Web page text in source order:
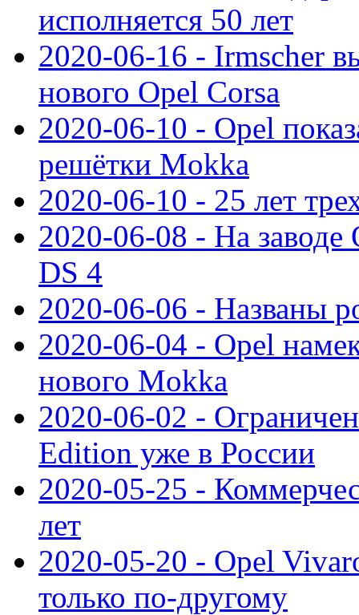
исполняется 50 лет
2020-06-16 - Irmscher
нового Opel Corsa
2020-06-10 - Opel
решётки Mokka
2020-06-10 - 25 лет
2020-06-08 - На заводе
DS 4
2020-06-06 - Названы
2020-06-04 - Opel
нового Mokka
2020-06-02 -
Edition уже в России
2020-05-25 -
лет
2020-05-20 - Opel
только по-другому